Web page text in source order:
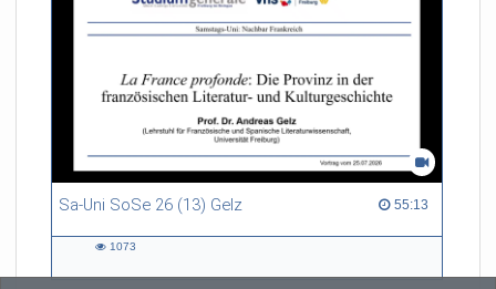
Sa-Uni SoSe 26 (13) Gelz 55:13
55:13 duration
1073